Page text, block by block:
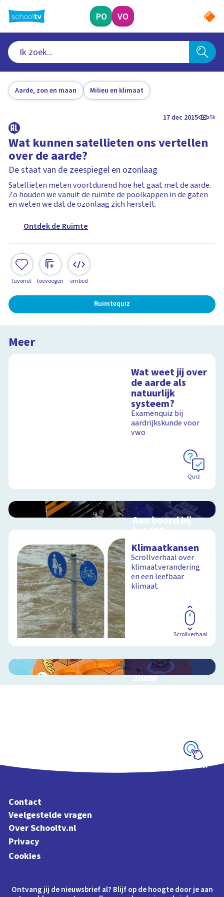
naar
hoofdinhoud
PO VO
Aarde, zon en maan Milieu en klimaat
17 dec 2015 5k
Wat kunnen satellieten ons vertellen
over de aarde?
De staat van de zeespiegel en ozonlaag
Satellieten meten voortdurend hoe het gaat met de aarde.
Zo houden we vanuit de ruimte de poolkappen in de gaten
en weten we dat de ozonlaag zich herstelt.
Ontdek de Ruimte
favoriet toevoegen embed
Ruimtequiz
Meer
Wat weet jij over
de aarde als
natuurlijk
systeem?
Examenquiz bij
aardrijkskunde voor
vwo
Quiz
Aan boord bij
het ISS
schoolplaat over de
ruimtevaart
Klimaatkansen
Scrollverhaal over
klimaatverandering
en een leefbaar
klimaat
Scrollverhaal
Jouw
ecologische
Schoolplaat
Contact
Veelgestelde vragen
Over Schooltv.nl
Privacy
Cookies
Ontvang jij de nieuwsbrief al? Blijf op de hoogte door je aan